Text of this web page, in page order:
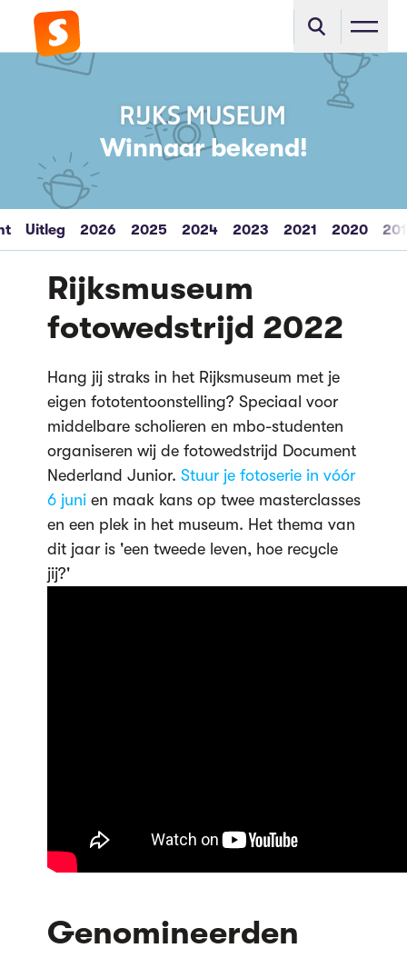
Winnaar bekend!
Uitleg 2026 2025 2024 2023 2021 2020
Rijksmuseum
fotowedstrijd 2022
Hang jij straks in het Rijksmuseum met je
eigen fototentoonstelling? Speciaal voor
middelbare scholieren en mbo-studenten
organiseren wij de fotowedstrijd Document
Nederland Junior. Stuur je fotoserie in vóór
6 junien maak kans op twee masterclasses
en een plek in het museum. Het thema van
dit jaar is 'een tweede leven, hoe recycle
jij?'
Genomineerden